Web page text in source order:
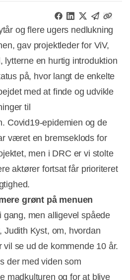
og flere ugers nedlukning
gav projektleder for ViV,
lytterne en hurtig introduktion
på, hvor langt de enkelte
med at finde og udvikle
til
Covid19-epidemien og de
været en bremseklods for
men i DRC er vi stolte
aktører fortsat får prioriteret
grønt på menuen
gang, men alligevel spåede
Judith Kyst, om, hvordan
se ud de kommende 10 år.
der med viden som
madkulturen og for at blive